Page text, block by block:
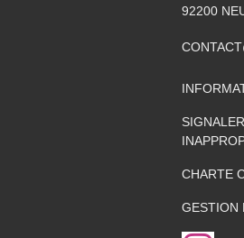
92200
CHARTE
GESTION